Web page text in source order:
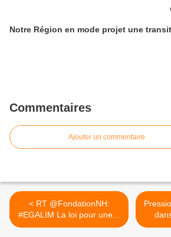
Notre Région en mode projet une
Commentaires
Ajouter un commentaire
< RT @FondationNH:
#EGALIM La loi pour une...